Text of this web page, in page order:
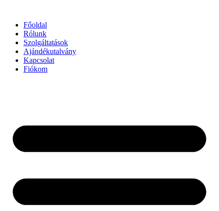
tartalomhoz
Főoldal
Rólunk
Szolgáltatások
Ajándékutalvány
Kapcsolat
Fiókom